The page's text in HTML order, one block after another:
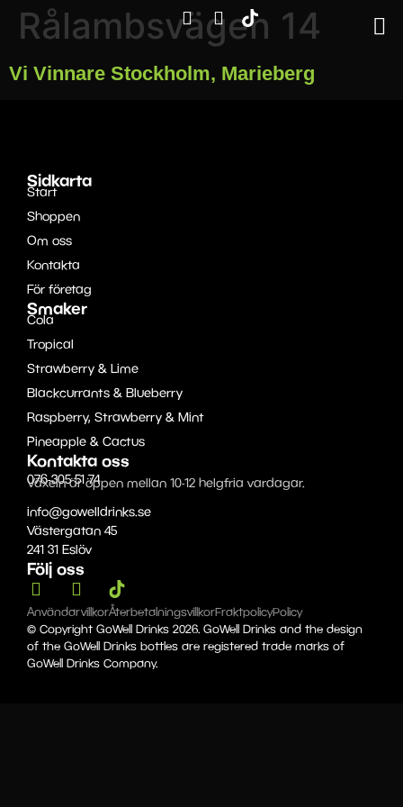
Rålambsvägen 14
Vi Vinnare Stockholm, Marieberg
Sidkarta
Start
Shoppen
Om oss
Kontakta
För företag
Smaker
Cola
Tropical
Strawberry & Lime
Blackcurrants & Blueberry
Raspberry, Strawberry & Mint
Pineapple & Cactus
Kontakta oss
076-305 51 74
Växeln är öppen mellan 10-12 helgfria vardagar.
info@gowelldrinks.se
Västergatan 45
241 31 Eslöv
Följ oss
AnvändarvillkorÅterbetalningsvillkorFraktpolicyPolicy
© Copyright GoWell Drinks 2026. GoWell Drinks and the design
of the GoWell Drinks bottles are registered trade marks of
GoWell Drinks Company.